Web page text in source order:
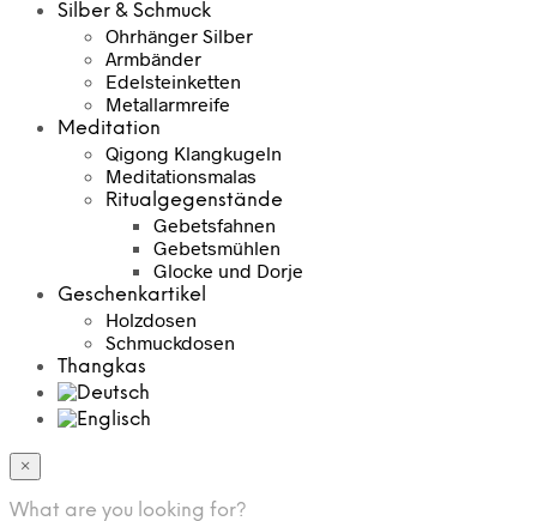
Silber & Schmuck
Ohrhänger Silber
Armbänder
Edelsteinketten
Metallarmreife
Meditation
Qigong Klangkugeln
Meditationsmalas
Ritualgegenstände
Gebetsfahnen
Gebetsmühlen
Glocke und Dorje
Geschenkartikel
Holzdosen
Schmuckdosen
Thangkas
×
What are you looking for?